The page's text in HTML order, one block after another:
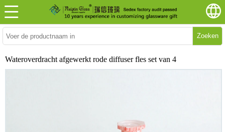
Zoeken
Wateroverdracht afgewerkt rode diffuser fles set van 4